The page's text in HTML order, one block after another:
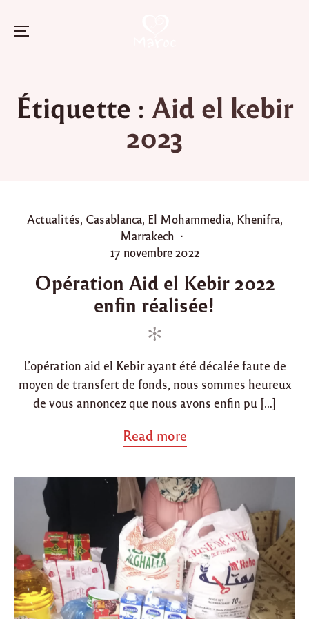
content
Menu
Étiquette : Aid el kebir
2023
P
Actualités, Casablanca, El Mohammedia, Khenifra,
Marrakech
P
s
t
n
17 novembre 2022
Opération Aid el Kebir 2022
enfin réalisée!
L’opération aid el Kebir ayant été décalée faute de
moyen de transfert de fonds, nous sommes heureux
de vous annoncez que nous avons enfin pu […]
Read morea
b
t
"
p
é
r
a
t
i
o